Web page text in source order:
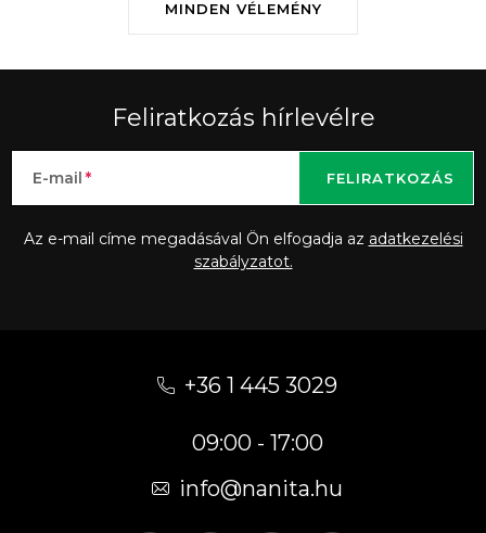
MINDEN VÉLEMÉNY
Feliratkozás hírlevélre
E-mail
Az e-mail címe megadásával Ön elfogadja az adatkezelési
szabályzatot.
FELIRATKOZÁS
+36 1 445 3029
09:00 - 17:00
info@nanita.hu